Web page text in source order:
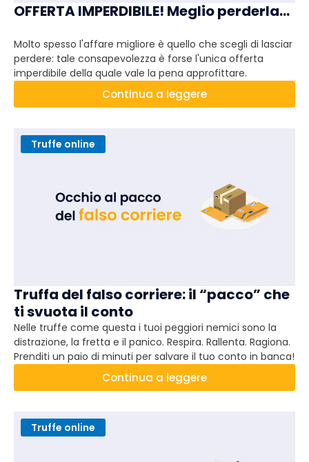
OFFERTA IMPERDIBILE! Meglio perderla…
Molto spesso l'affare migliore è quello che scegli di lasciar
perdere: tale consapevolezza è forse l'unica offerta
imperdibile della quale vale la pena approfittare.
Continua a leggere
Truffe online
Truffa del falso corriere: il “pacco” che
ti svuota il conto
Nelle truffe come questa i tuoi peggiori nemici sono la
distrazione, la fretta e il panico. Respira. Rallenta. Ragiona.
Prenditi un paio di minuti per salvare il tuo conto in banca!
Continua a leggere
Truffe online